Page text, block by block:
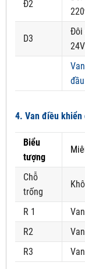
Đ2
D3
Đôi
24V
4. Van điều khiển
Biểu
tượng
Chỗ
trống
R 1
R2
R3